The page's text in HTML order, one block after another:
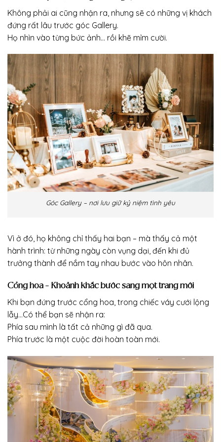
Không phải ai cũng nhận ra, nhưng sẽ có những vị khách
đứng rất lâu trước góc Gallery.
Họ nhìn vào từng bức ảnh… rồi khẽ mỉm cười.
Góc Gallery – nơi lưu giữ kỷ niệm tình yêu
Vì ở đó, họ không chỉ thấy hai bạn – mà thấy cả một
hành trình: từ những ngày còn vụng dại, đến khi đủ
trưởng thành để nắm tay nhau bước vào hôn nhân.
Cổng hoa – Khoảnh khắc bước sang một trang mới
Khi bạn đứng trước cổng hoa, trong chiếc váy cưới lộng
lẫy…Có thể bạn sẽ nhận ra:
Phía sau mình là tất cả những gì đã qua.
Phía trước là một cuộc đời hoàn toàn mới.